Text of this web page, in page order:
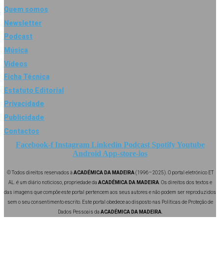
Quem somos
Newsletter
Podcast
Música
Vídeos
Ficha Técnica
Estatuto Editorial
Privacidade
Publicidade
Contactos
Facebook-f Instagram Linkedin Podcast Spotify Youtube
Android App-store-ios
© Todos direitos reservados à ACADÉMICA DA MADEIRA(1996–2025). O portal eletrónico ET
AL. é um diário noticioso, propriedade da ACADÉMICA DA MADEIRA. Os direitos dos textos e
das imagens que compõe este portal pertencem aos seus autores e não podem ser reproduzidos
sem o seu consentimento escrito. Este portal obedece ao disposto nas Políticas de Proteção de
Dados Pessoais da ACADÉMICA DA MADEIRA.